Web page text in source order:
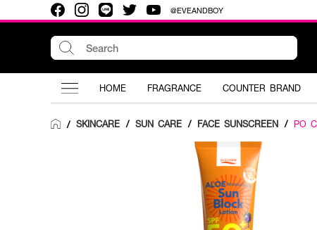
@EVEANDBOY
HOME FRAGRANCE COUNTER BRAND
/ SKINCARE / SUN CARE / FACE SUNSCREEN / PO